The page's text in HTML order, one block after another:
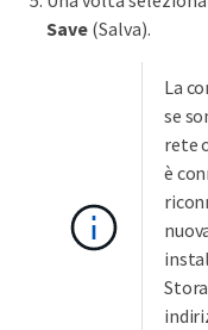
Save(Salva).
La
se
rete
è